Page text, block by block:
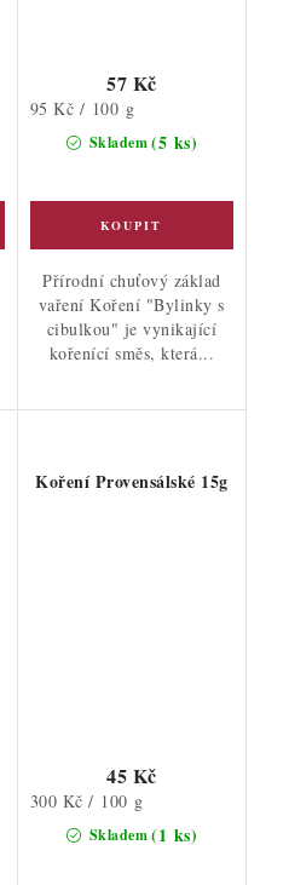
Skladem(5 ks)
57 Kč
Měrná
95 Kč / 100 g
Přírodní chuťový základ
vaření Koření "Bylinky s
cibulkou" je vynikající
kořenící směs, která...
Koření Provensálské 15g
Skladem(1 ks)
45 Kč
Měrná
300 Kč / 100 g